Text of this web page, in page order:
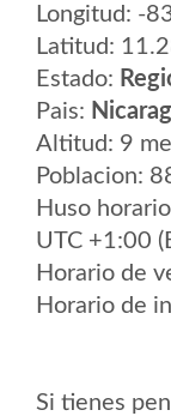
Longitud: -
Latitud:
Estado:
Pais:
Altitud: 9
Poblacion:
Huso
UTC +1:00
Horario de
Horario de
Si tienes